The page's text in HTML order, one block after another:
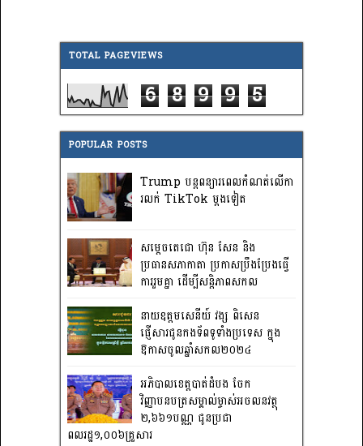
TOTAL PAGEVIEWS
6 8 9 9 5
POPULAR POSTS
Trump បន្តពន្យារពេលកំណត់លើកា
រលក់ TikTok ម្តងទៀត
សម្តេចតេជោ ហ៊ុន សែន និង
ប្រធានសភាកាតា ប្រកាសប្រឹងប្រែងធ្វើ
ការ​រួមគ្នា ដើម្បីសន្តិភាពសកល
នាយឧត្តមសេនីយ៍ វង្ស ពិសេន
ផ្ញើសារជូនកងទ័ពទូទាំងប្រទេស ក្នុង
ឱកាសចូលឆ្នាំសកល២០២៤
អភិបាលខេត្តបាត់ដំបង ចែក
វិញ្ញាបនបត្រសម្គាល់ម្ចាស់អចលនវត្ថុ
២,៦៦១បណ្ណ ជូនប្រជា
ពលរដ្ឋ១,០០៦គ្រួសារ